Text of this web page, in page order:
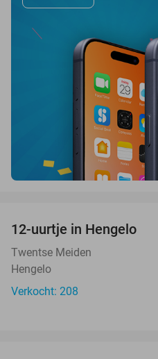
12-uurtje in Hengelo
Twentse Meiden
Hengelo
Verkocht: 208